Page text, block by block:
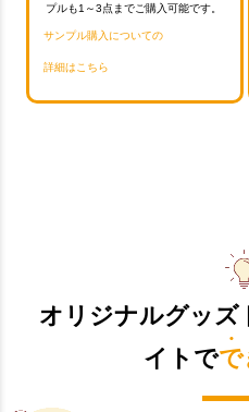
プルも1～3点までご購入可能です。
サンプル購入についての
詳細はこちら
オリジナルグッズ
イトでで